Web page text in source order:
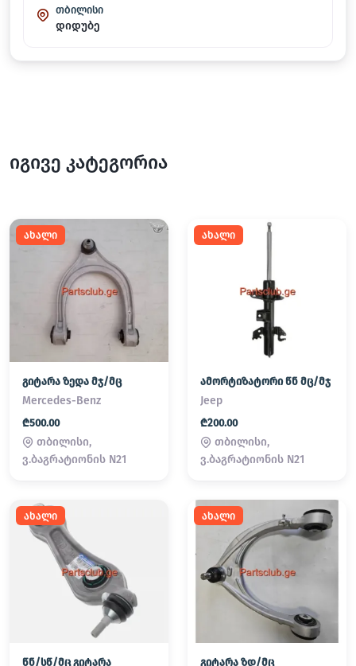
თბილისი
დიდუბე
იგივე კატეგორია
ახალი
გიტარა ზედა მჯ/მც
Mercedes-Benz
₾500.00
თბილისი,
ვ.ბაგრატიონის N21
ახალი
ამორტიზატორი წნ მც/მჯ
Jeep
₾200.00
თბილისი,
ვ.ბაგრატიონის N21
ახალი
წნ/სწ/მც გიტარა
ახალი
გიტარა ზდ/მც